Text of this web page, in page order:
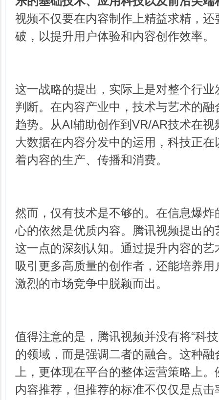
视频不仅要在内容制作上精益求精，
破，以提升用户体验和内容创作效率。
这一战略的提出，实际上是对整个行
判断。在内容产业中，技术与艺术的
趋势。从AI辅助创作到VR/AR技术在
大数据在内容分发中的运用，科技正
着内容的生产、传播和消费。
然而，仅有技术是不够的。在信息爆
心的依然是优质内容。腾讯视频提出
这一点的深刻认知。通过提升内容的
吸引更多高质量的创作者，还能培养
激烈的市场竞争中脱颖而出。
值得注意的是，腾讯视频并没有将“科
的领域，而是强调二者的融合。这种
上，更体现在平台的整体运营策略上
内容推荐，但推荐的标准不仅仅是点